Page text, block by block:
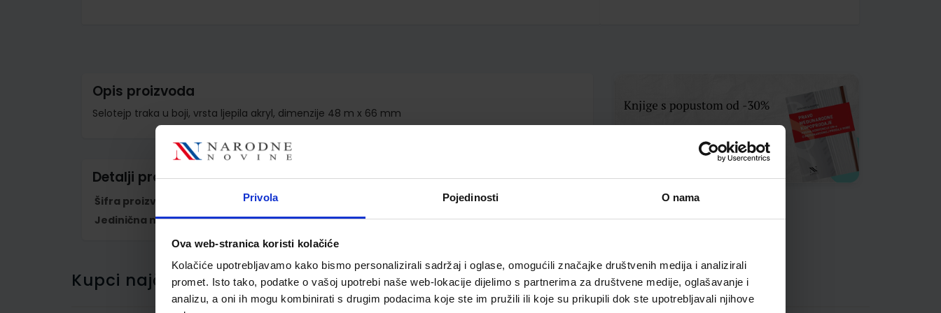
Privola Pojedinosti O nama
Ova web-stranica koristi kolačiće
Kolačiće upotrebljavamo kako bismo personalizirali sadržaj i oglase, omogućili značajke društvenih medija i analizirali
promet. Isto tako, podatke o vašoj upotrebi naše web-lokacije dijelimo s partnerima za društvene medije, oglašavanje i
analizu, a oni ih mogu kombinirati s drugim podacima koje ste im pružili ili koje su prikupili dok ste upotrebljavali njihove
gallery
Opis proizvoda
Selotejp traka u boji, vrsta ljepila akryl, dimenzije 48 m x 66 mm
Detalji proizvoda
Šifra proizvoda
516703
Jedinična mjera
kom
Kupci najčešće biraju..